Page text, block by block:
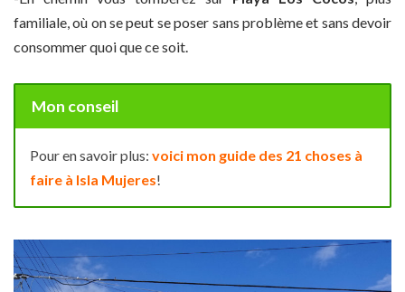
familiale, où on se peut se poser sans problème et sans devoir
consommer quoi que ce soit.
Mon conseil
Pour en savoir plus: voici mon guide des 21 choses à
faire à Isla Mujeres!